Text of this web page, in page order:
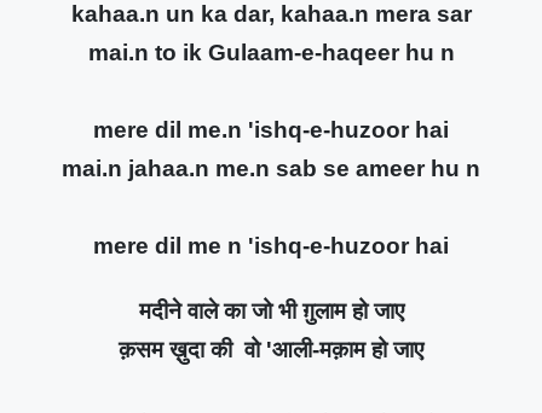
kahaa.n un ka dar, kahaa.n mera sar
mai.n to ik Gulaam-e-haqeer hu n
mere dil me.n 'ishq-e-huzoor hai
mai.n jahaa.n me.n sab se ameer hu n
mere dil me n 'ishq-e-huzoor hai
मदीने वाले का जो भी ग़ुलाम हो जाए
क़सम ख़ुदा की वो 'आली-मक़ाम हो जाए